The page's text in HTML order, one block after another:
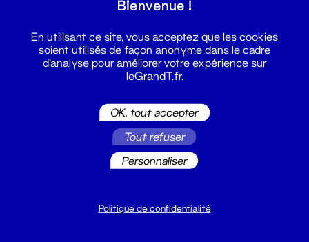
billetterie@leGrandT.fr
Du lundi au vendredi 14h → 18h
Bienvenue !
En utilisant ce site, vous acceptez que les cookies
soient utilisés de façon anonyme dans le cadre
d'analyse pour améliorer votre expérience sur
leGrandT.fr.
OK, tout accepter
Tout refuser
Personnaliser
Politique de confidentialité